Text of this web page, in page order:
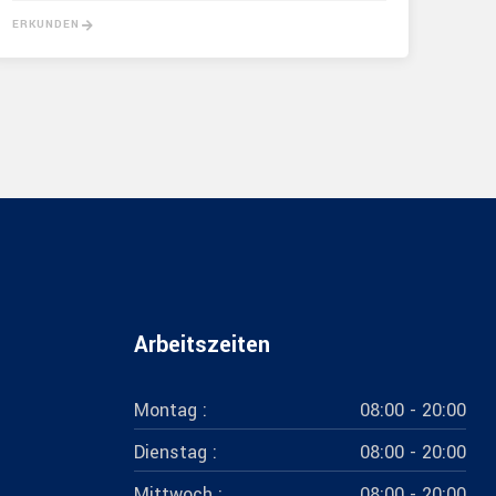
ERKUNDEN
Arbeitszeiten
Montag :
08:00 - 20:00
Dienstag :
08:00 - 20:00